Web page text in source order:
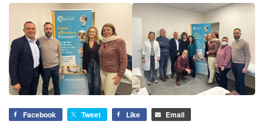
Facebook Tweet Like Email